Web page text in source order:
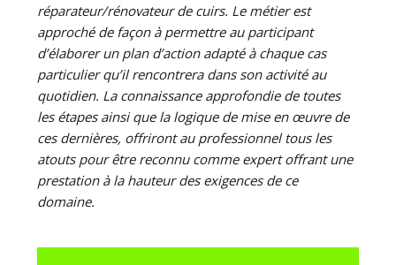
réparateur/rénovateur de cuirs. Le métier est
approché de façon à permettre au participant
d’élaborer un plan d’action adapté à chaque cas
particulier qu’il rencontrera dans son activité au
quotidien. La connaissance approfondie de toutes
les étapes ainsi que la logique de mise en œuvre de
ces dernières, offriront au professionnel tous les
atouts pour être reconnu comme expert offrant une
prestation à la hauteur des exigences de ce
domaine.